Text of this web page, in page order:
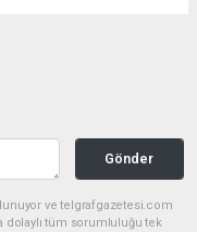
Gönder
ve telgrafgazetesi.com
dolaylı tüm sorumluluğu tek